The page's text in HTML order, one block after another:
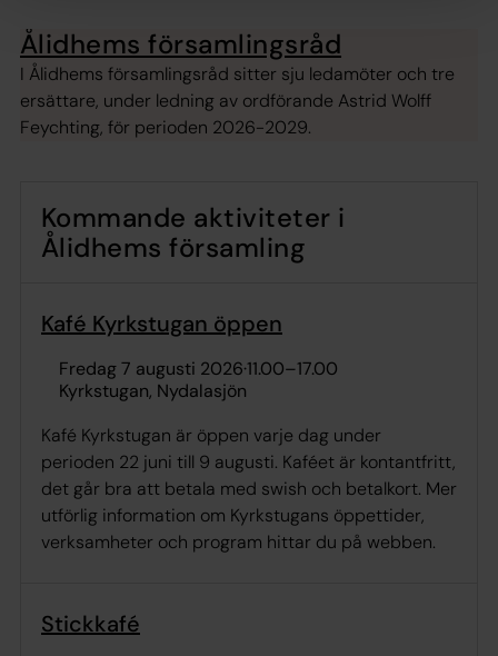
Ålidhems församlingsråd
I Ålidhems församlingsråd sitter sju ledamöter och tre
ersättare, under ledning av ordförande Astrid Wolff
Feychting, för perioden 2026-2029.
Kommande aktiviteter i
Ålidhems församling
Kafé Kyrkstugan öppen
fredag 7 augusti 2026·11.00–17.00
Kyrkstugan, Nydalasjön
Kafé Kyrkstugan är öppen varje dag under
perioden 22 juni till 9 augusti. Kaféet är kontantfritt,
det går bra att betala med swish och betalkort. Mer
utförlig information om Kyrkstugans öppettider,
verksamheter och program hittar du på webben.
Stickkafé